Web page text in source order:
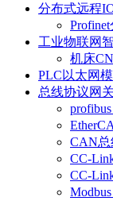
分布式远程
工业物联网
机床
PLC以太网
总线协议网
CAN总
CC-
CC-